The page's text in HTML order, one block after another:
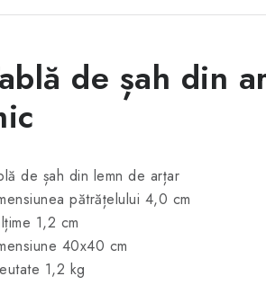
de șah din
de șah din lemn de arțar
pătrățelului 4,0 cm
1,2 cm
40x40 cm
1,2 kg